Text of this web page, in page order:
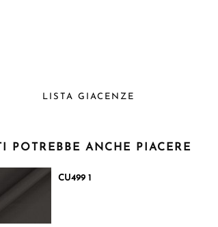
LISTA GIACENZE
TI POTREBBE ANCHE PIACERE
CU499 1